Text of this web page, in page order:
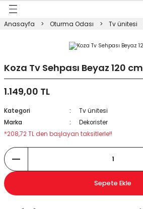
Masası
Dolabı
Anasayfa Oturma Odası Tv ünitesi
Koza Tv Sehpası Beyaz 120 cm
1.149,00 TL
Kategori
Tv ünitesi
Marka
Dekorister
*208,72 TL den başlayan taksitlerle!!
Sepete Ekle